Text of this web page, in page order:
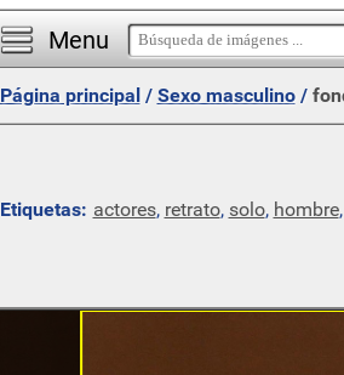
Menu
Página principal/ Sexo masculino/
Etiquetas: actores, retrato, solo, hombre,